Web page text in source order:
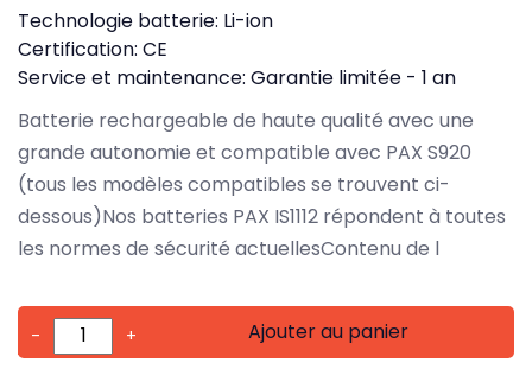
Technologie batterie: Li-ion
Certification: CE
Service et maintenance: Garantie limitée - 1 an
Batterie rechargeable de haute qualité avec une
grande autonomie et compatible avec PAX S920
(tous les modèles compatibles se trouvent ci-
dessous)Nos batteries PAX IS1112 répondent à toutes
les normes de sécurité actuellesContenu de l
- + Ajouter au panier